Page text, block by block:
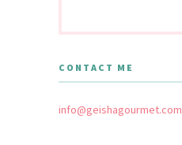
CONTACT ME
info@geishagourmet.com